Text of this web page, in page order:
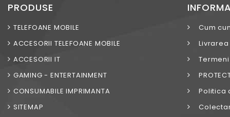
PRODUSE
TELEFOANE MOBILE
ACCESORII TELEFOANE MOBILE
ACCESORII IT
GAMING - ENTERTAINMENT
CONSUMABILE IMPRIMANTA
SITEMAP
Cum
Politica